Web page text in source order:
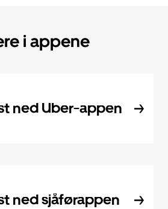
i appene
ned Uber-appen
ned sjåførappen